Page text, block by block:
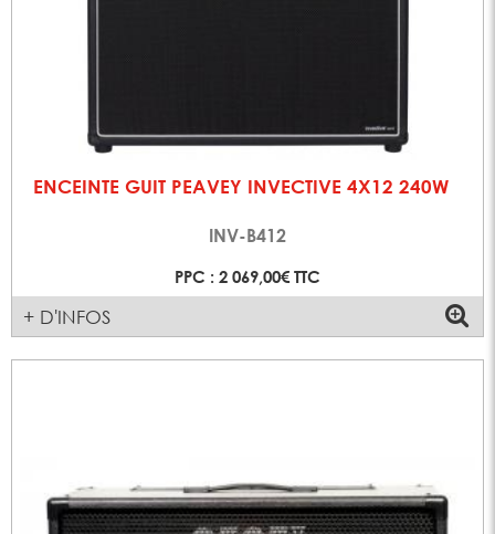
ENCEINTE GUIT PEAVEY INVECTIVE 4X12 240W
INV-B412
PPC : 2 069,00€ TTC
+ D'INFOS